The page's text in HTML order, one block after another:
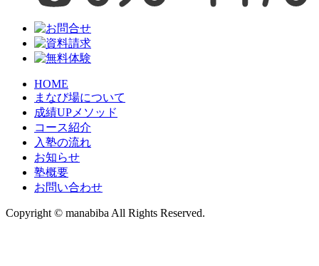
HOME
まなび場について
成績UPメソッド
コース紹介
入塾の流れ
お知らせ
塾概要
お問い合わせ
Copyright © manabiba All Rights Reserved.